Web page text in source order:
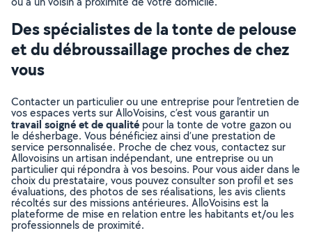
Des spécialistes de la tonte de pelouse
et du débroussaillage proches de chez
vous
Contacter un particulier ou une entreprise pour l’entretien de
vos espaces verts sur AlloVoisins, c’est vous garantir un
travail soigné et de qualité pour la tonte de votre gazon ou
le désherbage. Vous bénéficiez ainsi d’une prestation de
service personnalisée. Proche de chez vous, contactez sur
Allovoisins un artisan indépendant, une entreprise ou un
particulier qui répondra à vos besoins. Pour vous aider dans le
choix du prestataire, vous pouvez consulter son profil et ses
évaluations, des photos de ses réalisations, les avis clients
récoltés sur des missions antérieures. AlloVoisins est la
plateforme de mise en relation entre les habitants et/ou les
professionnels de proximité.